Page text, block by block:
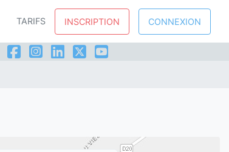
TARIFS INSCRIPTION CONNEXION